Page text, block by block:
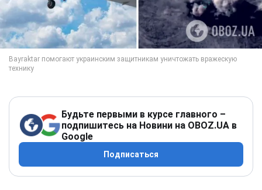
Будьте первыми в курсе главного –
подпишитесь на Новини на OBOZ.UA в
Google
Подписаться